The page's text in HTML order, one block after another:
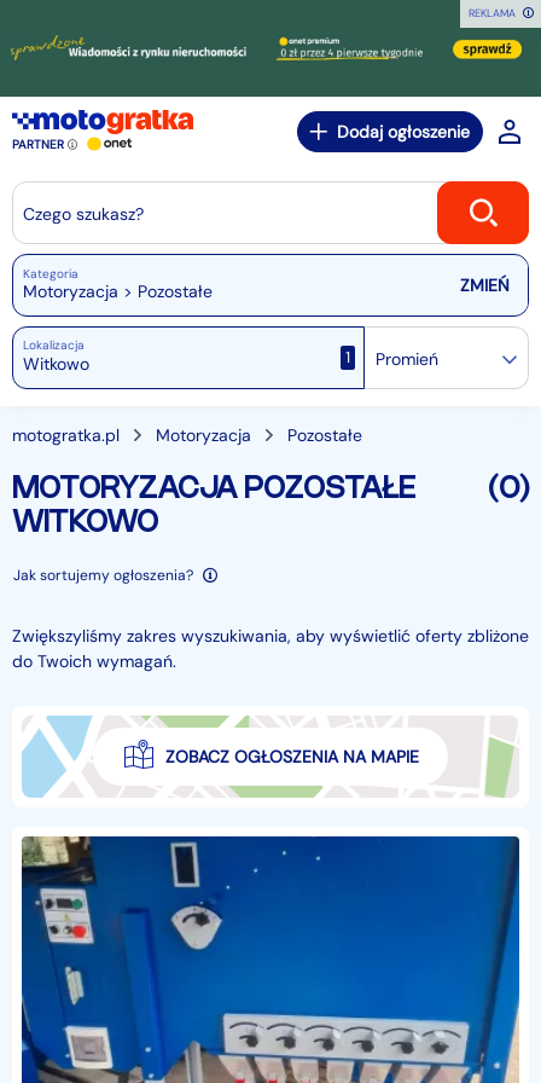
REKLAMA
PARTNER
Dodaj ogłoszenie
Czego szukasz?
Kategoria
Motoryzacja > Pozostałe
Lokalizacja
1 Promień
motogratka.pl Motoryzacja Pozostałe
MOTORYZACJA POZOSTAŁE
WITKOWO
(0)
Jak sortujemy ogłoszenia?
Zwiększyliśmy zakres wyszukiwania, aby wyświetlić oferty zbliżone
do Twoich wymagań.
ZOBACZ OGŁOSZENIA NA MAPIE